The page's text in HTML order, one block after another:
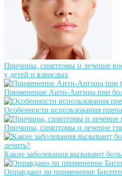
Причины, симптомы и лечение
у детей и взрослых
Применение Анти-Ангина при
Особенности использования
Причины, симптомы и лечение
Какие заболевания вызывают
Оправдано ли применение